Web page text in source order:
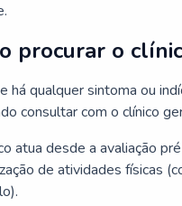
procurar o
há qualquer sintoma ou
consultar com o clínico
atua desde a avaliação
de atividades físicas